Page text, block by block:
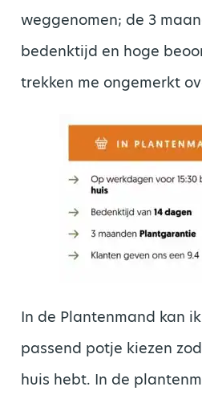
weggenomen; de 3
bedenktijd en hoge
trekken me ongemerkt
In de Plantenmand kan
passend potje kiezen
huis hebt. In de